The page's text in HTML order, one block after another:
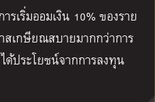
เริ่มออมเงิน 10% ของราย
สเกษียณสบายมากกว่าการ
ด้ประโยชน์จากการลงทุน